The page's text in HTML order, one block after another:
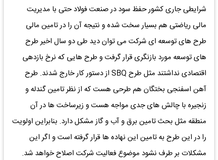
شرایطی جاری کشور حفظ سود در صنعت فولاد حتی با مدیریت
مالی ریاضتی هم بسیار سخت شده و نتیجه آن را در تامین مالی
طرح های توسعه ای شرکت می توان دید طی دو سال اخیر طرح
های توسعه مورد بازنگری قرار گرفت و طرح هایی که نرخ بازدهی
اقتصادی نداشتند مثل طرح SBQ از دستور کار خارج شدند. طرح
آهن اسفنجی بختگان هم طرحی هست که از نظر تامین گندله و
زنجیره با چالش های جدی مواجه هست و زیرساخت ها در آن
منطقه مثل بحث تامین برق و آب و گاز مشکل دارد. بنابراین اولویت
را در این طرح به تامین این نهاده ها قرار گرفته است و اگر این
مشکلات بر طرف نشود موضوع فعالیت شرکت اصلاح خواهد شد.